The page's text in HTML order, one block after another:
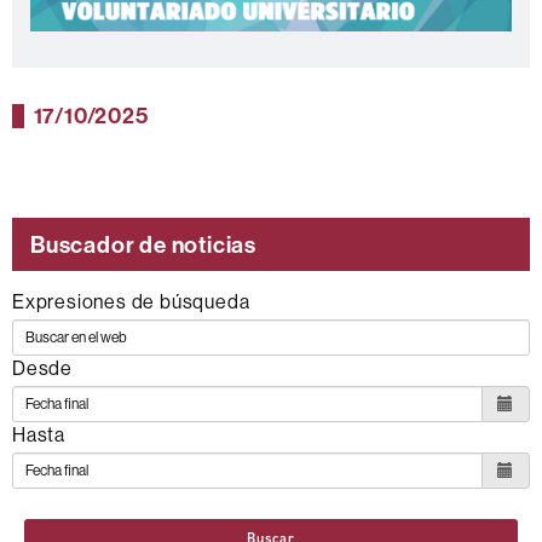
17/10/2025
Buscador de noticias
Expresiones de búsqueda
Desde
Hasta
Buscar